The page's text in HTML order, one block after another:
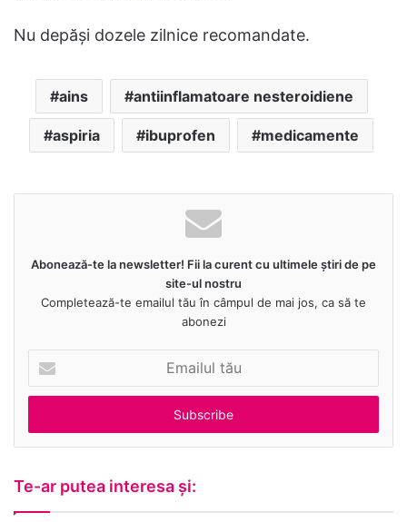
Nu depăși dozele zilnice recomandate.
ains antiinflamatoare nesteroidiene
aspiria ibuprofen medicamente
Abonează-te la newsletter! Fii la curent cu ultimele știri de pe
site-ul nostru
Completează-te emailul tău în câmpul de mai jos, ca să te
abonezi
a
l
t
ă
Te-ar putea interesa și: